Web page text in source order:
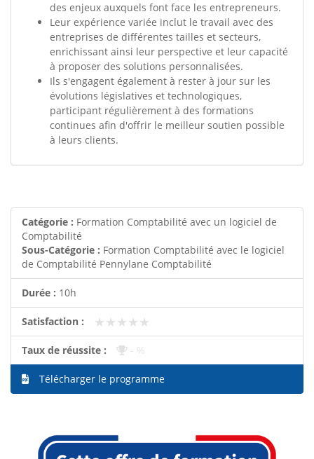
des enjeux auxquels font face les entrepreneurs.
Leur expérience variée inclut le travail avec des
entreprises de différentes tailles et secteurs,
enrichissant ainsi leur perspective et leur capacité
à proposer des solutions personnalisées.
Ils s'engagent également à rester à jour sur les
évolutions législatives et technologiques,
participant régulièrement à des formations
continues afin d'offrir le meilleur soutien possible
à leurs clients.
Catégorie : Formation Comptabilité avec un logiciel de
Comptabilité
Sous-Catégorie : Formation Comptabilité avec le logiciel
de Comptabilité Pennylane Comptabilité
Durée : 10h
Satisfaction : ★★★★★
★★★★★
Taux de réussite : - %
Télécharger le programme